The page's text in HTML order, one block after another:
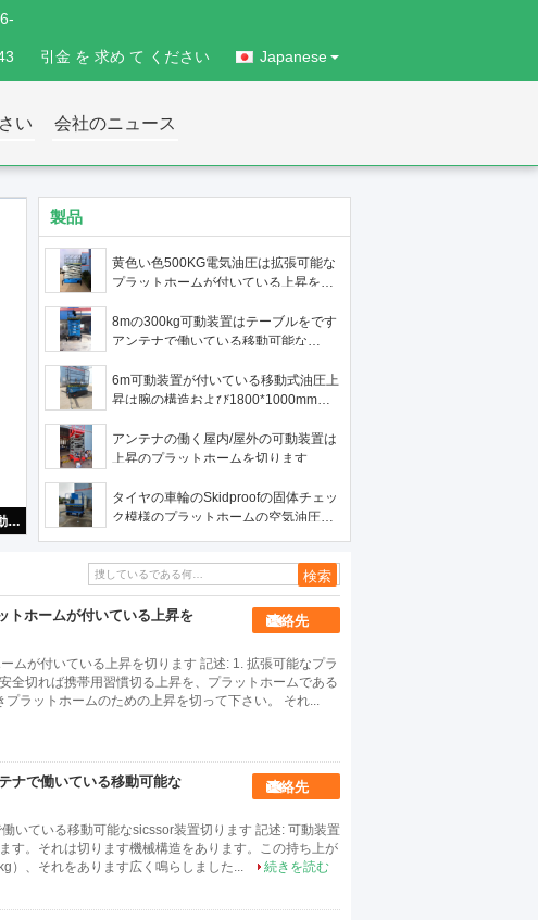
引金 を 求め て ください Japanese
い 会社のニュース
黄色い色500KG電気油圧は拡張可能なプラットホームが付いている上昇を切ります
製品
黄色い色500KG電気油圧は拡張可能な
プラットホームが付いている上昇を切
8mの300kg可動装置はテーブルをです
アンテナで働いている移動可能な
6m可動装置が付いている移動式油圧上
昇は腕の構造および1800*1000mmの
アンテナの働く屋内/屋外の可動装置は
上昇のプラットホームを切ります
タイヤの車輪のSkidproofの固体チェッ
ク模様のプラットホームの空気油圧可
トホームが付いている上昇を
連絡先
ムが付いている上昇を切ります 記述: 1. 拡張可能なプラ
全切れば携帯用習慣切る上昇を、プラットホームである
ラットホームのための上昇を切って下さい。 それ...
ナで働いている移動可能な
連絡先
いている移動可能なsicssor装置切ります 記述: 可動装置
す。それは切ります機械構造をあります。この持ち上が
）、それをあります広く鳴らしました...
続きを読む